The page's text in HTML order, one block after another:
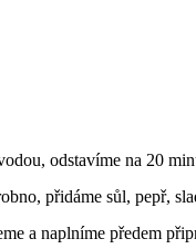
odstavíme na 20
přidáme sůl, pepř,
a naplníme předem